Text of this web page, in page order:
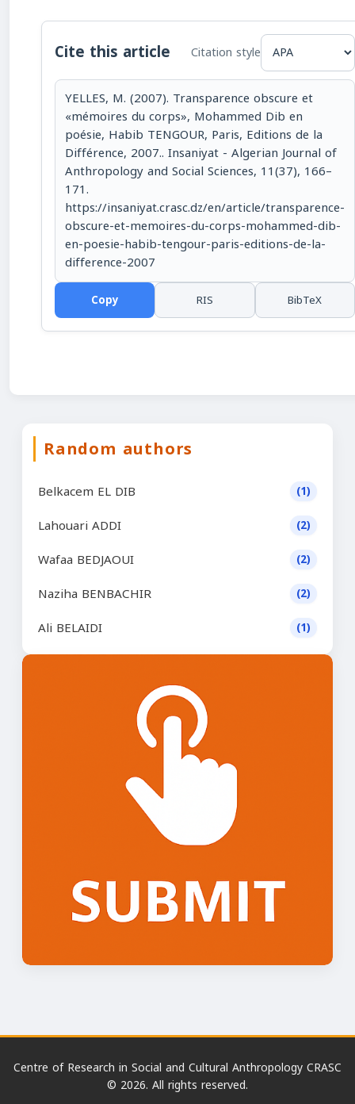
Cite this article Citation style
YELLES, M. (2007). Transparence obscure et
«mémoires du corps», Mohammed Dib en
poésie, Habib TENGOUR, Paris, Editions de la
Différence, 2007.. Insaniyat - Algerian Journal of
Anthropology and Social Sciences, 11(37), 166–
171.
https://insaniyat.crasc.dz/en/article/transparence-
obscure-et-memoires-du-corps-mohammed-dib-
en-poesie-habib-tengour-paris-editions-de-la-
difference-2007
Copy RIS BibTeX
Random authors
Belkacem EL DIB (1)
Lahouari ADDI (2)
Wafaa BEDJAOUI (2)
Naziha BENBACHIR (2)
Ali BELAIDI (1)
Centre of Research in Social and Cultural Anthropology CRASC
© 2026. All rights reserved.